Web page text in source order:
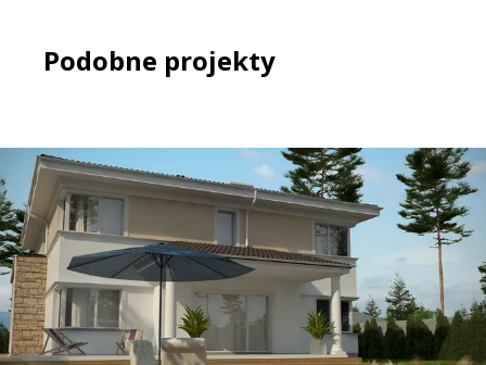
Podobne projekty